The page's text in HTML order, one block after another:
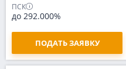
ПСК
до 292.000%
ПОДАТЬ ЗАЯВКУ